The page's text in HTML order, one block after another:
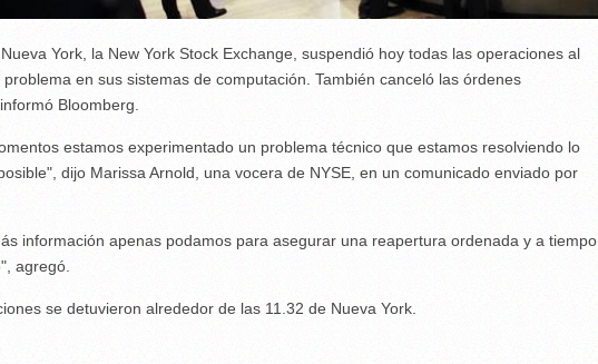
York, la New York Stock Exchange, suspendió hoy todas las operaciones al
en sus sistemas de computación. También canceló las órdenes
Bloomberg.
estamos experimentado un problema técnico que estamos resolviendo lo
dijo Marissa Arnold, una vocera de NYSE, en un comunicado enviado por
información apenas podamos para asegurar una reapertura ordenada y a tiempo
agregó.
se detuvieron alrededor de las 11.32 de Nueva York.